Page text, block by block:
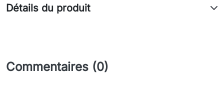
Détails du produit
Commentaires (0)